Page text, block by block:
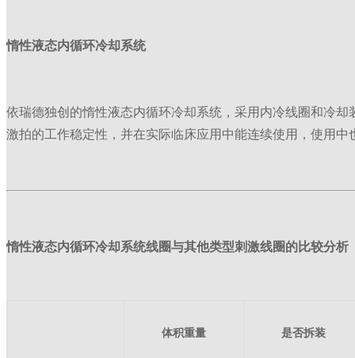
惰性液态内循环冷却系统
依瑞德独创的惰性液态内循环冷却系统，采用内冷线圈和冷
激拍的工作稳定性，并在实际临床应用中能连续使用，使用
惰性液态内循环冷却系统线圈与其他类型刺激线圈的比较分析
体积重量 是否拆装